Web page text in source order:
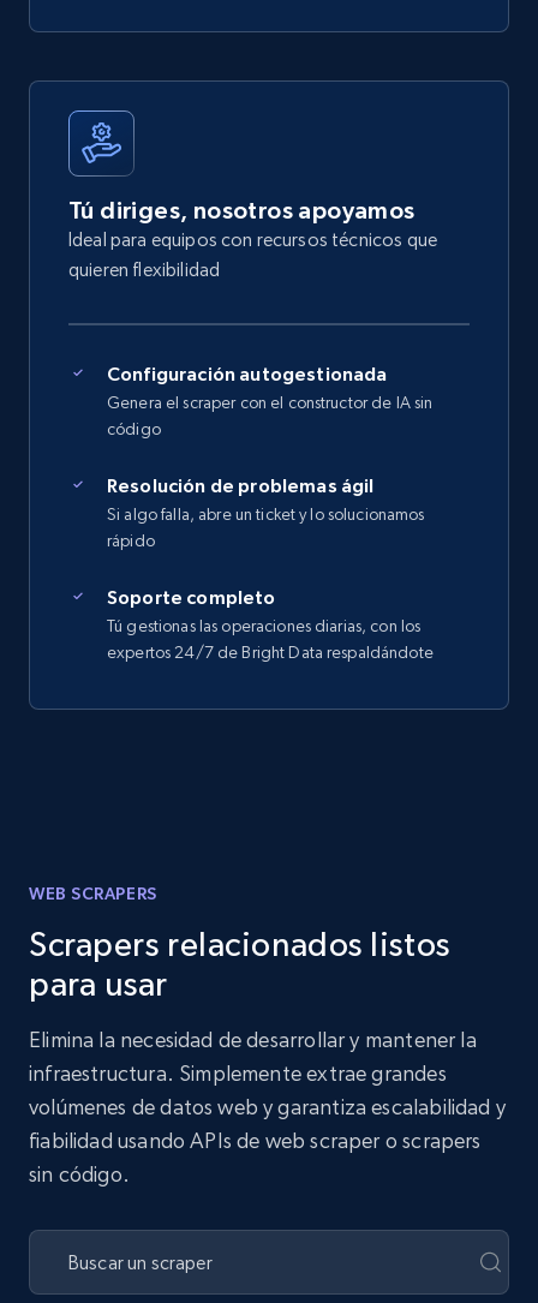
Tú diriges, nosotros apoyamos
Ideal para equipos con recursos técnicos que
quieren flexibilidad
Configuración autogestionada
Genera el scraper con el constructor de IA sin
código
Resolución de problemas ágil
Si algo falla, abre un ticket y lo solucionamos
rápido
Soporte completo
Tú gestionas las operaciones diarias, con los
expertos 24/7 de Bright Data respaldándote
WEB SCRAPERS
Scrapers relacionados listos
para usar
Elimina la necesidad de desarrollar y mantener la
infraestructura. Simplemente extrae grandes
volúmenes de datos web y garantiza escalabilidad y
fiabilidad usando APIs de web scraper o scrapers
sin código.